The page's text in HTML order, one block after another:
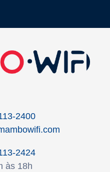
2400
2424
às 18h